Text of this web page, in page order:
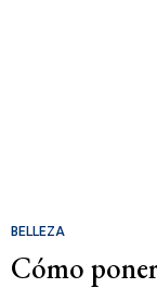
BELLEZA
Cómo